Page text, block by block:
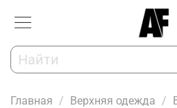
Главная Верхняя одежда